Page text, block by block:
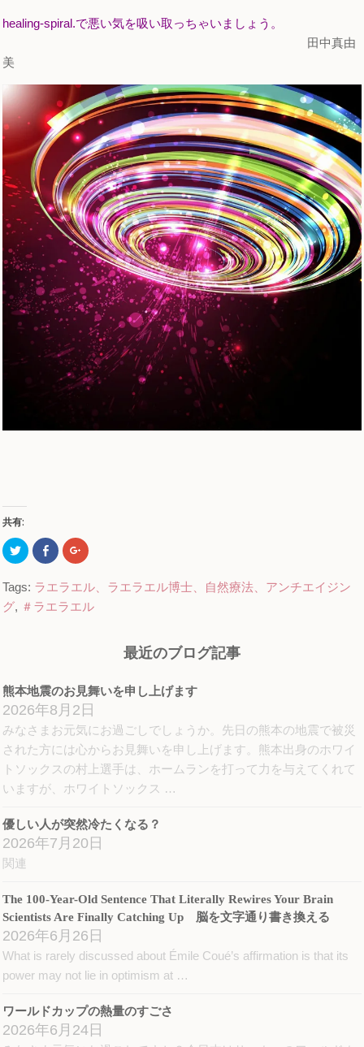
healing-spiral.で悪い気を吸い取っちゃいましょう。
田中真由
美
共有:
ク
リ
し
Twitter
ィ
ン
ド
ウ
で
開
き
ま
す)
Facebook
で
す
に
く
だ
さ
い
(新
し
い
ウ
ィ
ン
ウ
き
ま
す)
ク
リ
し
Google+
ィ
ン
ド
ウ
で
開
き
ま
す)
Tags: ラエラエル、ラエラエル博士、自然療法、アンチエイジン
グ, ＃ラエラエル
最近のブログ記事
熊本地震のお見舞いを申し上げます
2026年8月2日
みなさまお元気にお過ごしでしょうか。先日の熊本の地震で被災
された方には心からお見舞いを申し上げます。熊本出身のホワイ
トソックスの村上選手は、ホームランを打って力を与えてくれて
いますが、ホワイトソックス …
優しい人が突然冷たくなる？
2026年7月20日
関連
The 100-Year-Old Sentence That Literally Rewires Your Brain
Scientists Are Finally Catching Up 脳を文字通り書き換える
2026年6月26日
What is rarely discussed about Émile Coué’s affirmation is that its
power may not lie in optimism at …
ワールドカップの熱量のすごさ
2026年6月24日